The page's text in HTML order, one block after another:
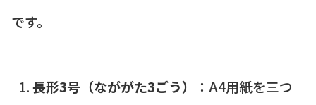
です。
長形3号（なががた3ごう）
：A4用紙を三つ